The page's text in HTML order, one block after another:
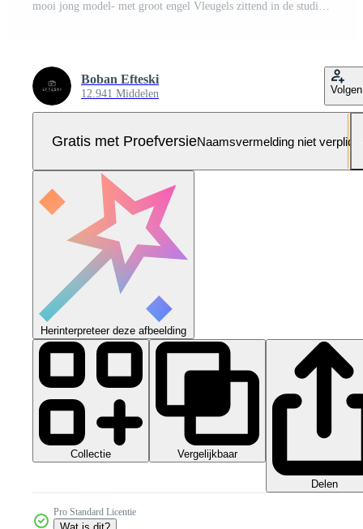
mooi jong model- met groot engel Vleugels zittend in de studio. wit achtergrond Pro Foto
Boban Efteski
12.941 Middelen Volgen
Gratis met ProefversieNaamsvermelding niet verplicht
Herinterpreteer deze afbeelding
Collectie Vergelijkbaar
Delen
Pro Standard Licentie